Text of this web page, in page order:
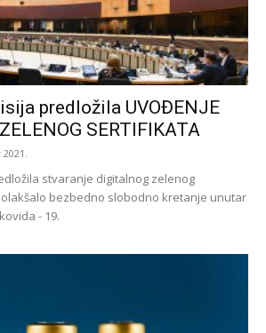
predložila UVOĐENJE
SERTIFIKATA
stvaranje digitalnog zelenog
bezbedno slobodno kretanje unutar
- 19.